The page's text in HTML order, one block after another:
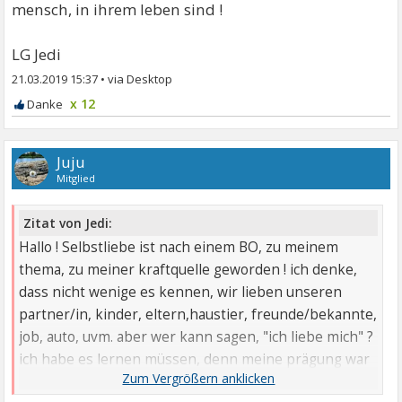
mensch, in ihrem leben sind !
LG Jedi
21.03.2019 15:37 •
x 12
Juju
Mitglied
Zitat von Jedi:
Hallo ! Selbstliebe ist nach einem BO, zu meinem
thema, zu meiner kraftquelle geworden ! ich denke,
dass nicht wenige es kennen, wir lieben unseren
partner/in, kinder, eltern,haustier, freunde/bekannte,
job, auto, uvm. aber wer kann sagen, "ich liebe mich" ?
ich habe es lernen müssen, denn meine prägung war
ausgerichtet auf die erfüllung elterlichen